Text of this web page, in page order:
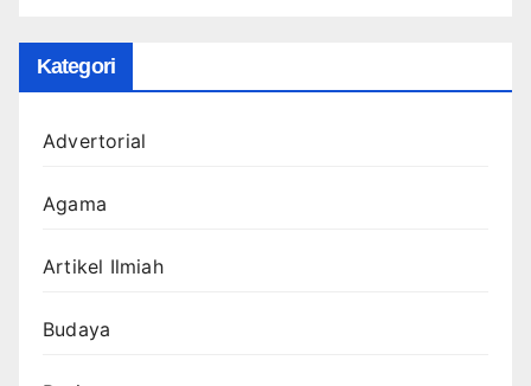
Kategori
Advertorial
Agama
Artikel Ilmiah
Budaya